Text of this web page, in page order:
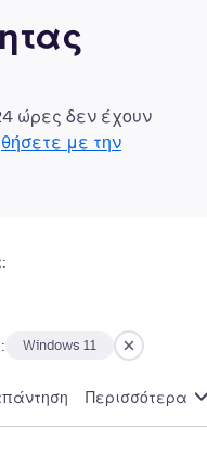
ώρες δεν έχουν
με την
Windows 11
Περισσότερα